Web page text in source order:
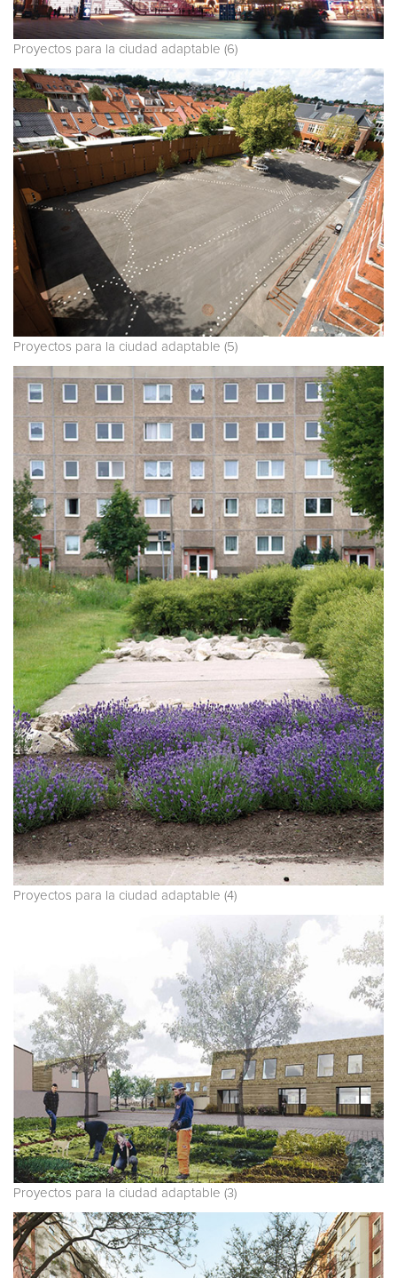
Proyectos para la ciudad adaptable (6)
Proyectos para la ciudad adaptable (5)
Proyectos para la ciudad adaptable (4)
Proyectos para la ciudad adaptable (3)